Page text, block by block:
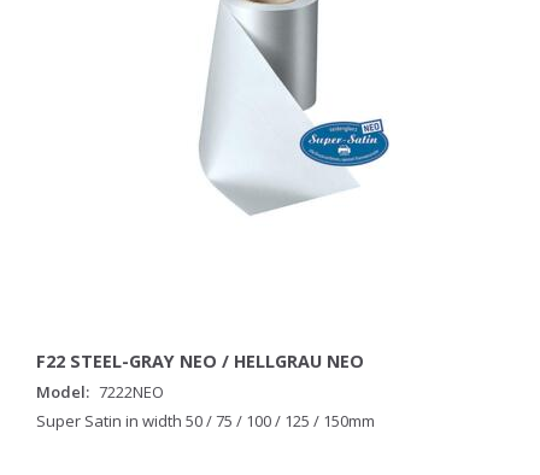
F22 STEEL-GRAY NEO / HELLGRAU NEO
Model: 7222NEO
Super Satin in width 50 / 75 / 100 / 125 / 150mm